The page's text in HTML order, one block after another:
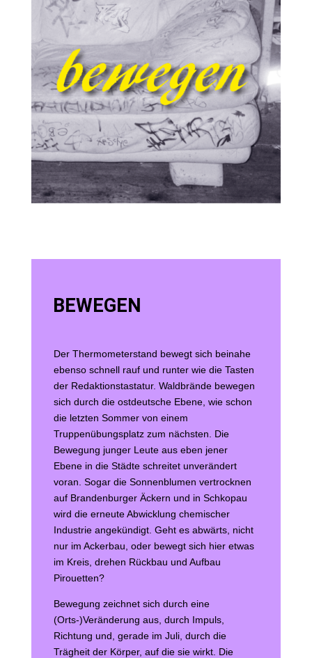
BEWEGEN
Der Thermometerstand bewegt sich beinahe
ebenso schnell rauf und runter wie die Tasten
der Redaktionstastatur. Waldbrände bewegen
sich durch die ostdeutsche Ebene, wie schon
die letzten Sommer von einem
Truppenübungsplatz zum nächsten. Die
Bewegung junger Leute aus eben jener
Ebene in die Städte schreitet unverändert
voran. Sogar die Sonnenblumen vertrocknen
auf Brandenburger Äckern und in Schkopau
wird die erneute Abwicklung chemischer
Industrie angekündigt. Geht es abwärts, nicht
nur im Ackerbau, oder bewegt sich hier etwas
im Kreis, drehen Rückbau und Aufbau
Pirouetten?
Bewegung zeichnet sich durch eine
(Orts-)Veränderung aus, durch Impuls,
Richtung und, gerade im Juli, durch die
Trägheit der Körper, auf die sie wirkt. Die